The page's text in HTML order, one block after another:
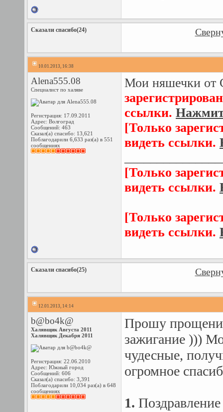
Сказали спасибо(24)
10.01.2013, 16:38
Alena555.08
Специалист по халяве
Регистрация: 17.09.2011
Адрес: Волгоград
Сообщений: 463
Сказал(а) спасибо: 13,621
Поблагодарили 6,633 раз(а) в 551
сообщениях
Мои няшечки от
ссылки.
[Только
видеть ссылки.
[Только
видеть ссылки.
[Только
видеть ссылки.
Сказали спасибо(25)
12.01.2013, 14:14
b@bo4k@
Халявщик Августа 2011
Халявщик Декабря 2011
Регистрация: 22.06.2010
Адрес: Южный город
Сообщений: 606
Сказал(а) спасибо: 3,391
Поблагодарили 10,034 раз(а) в 648
сообщениях
Прошу
зажигание )))
чудесные,
огромное
1.